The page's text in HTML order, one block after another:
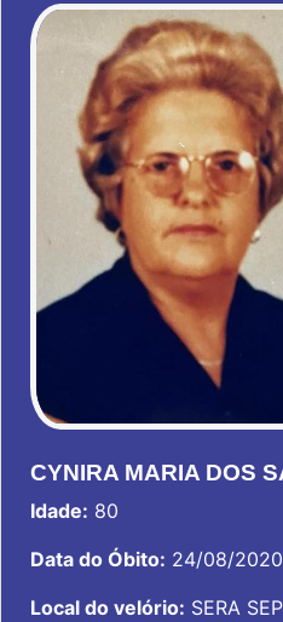
CYNIRA MARIA DOS
Idade: 80
Data do Óbito: 24/08/2020
Local do velório: SERA